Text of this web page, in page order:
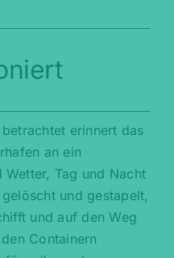
erinnert das
an ein
Tag und Nacht
und gestapelt,
und auf den Weg
Containern